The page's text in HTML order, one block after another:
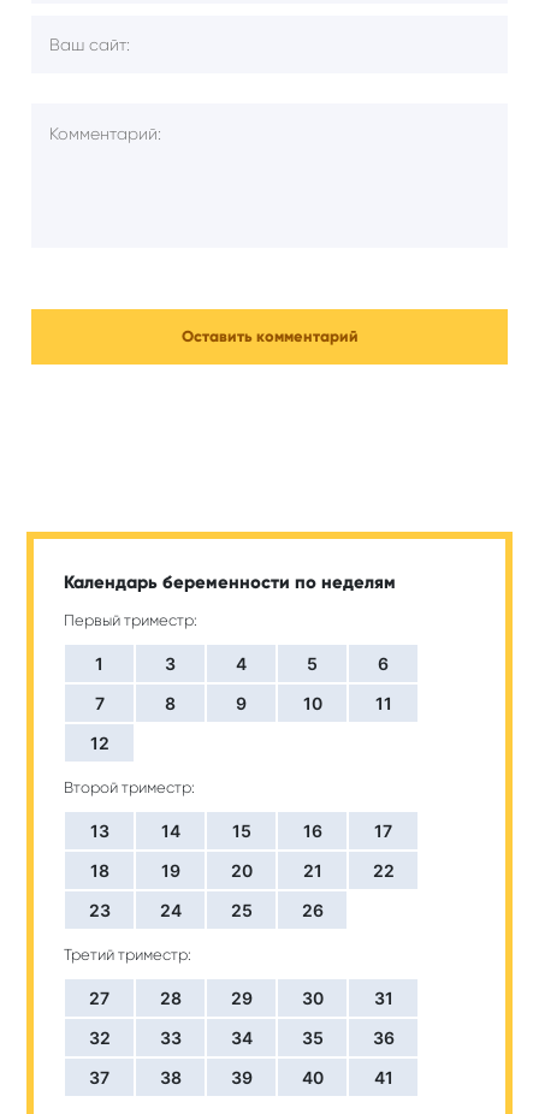
Календарь беременности по неделям
Первый триместр:
1 3 4 5
6
7
8 9 10
11
12
Второй триместр:
13 14 15 16
17
18
19 20 21
22
23
24 25 26
Третий триместр:
27 28 29 30
31
32
33 34 35
36
37
38 39 40 41